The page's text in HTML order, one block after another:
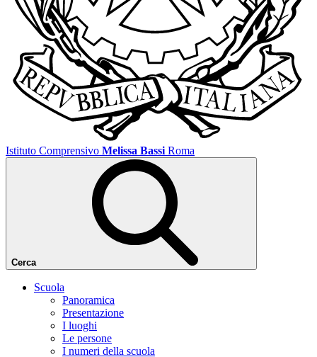
Istituto Comprensivo Melissa Bassi Roma
Cerca
Scuola
Panoramica
Presentazione
I luoghi
Le persone
I numeri della scuola